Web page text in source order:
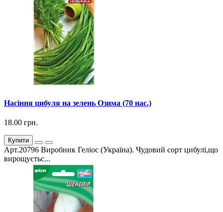
Насіння цибуля на зелень Озима (70 нас.)
18.00 грн.
Купити
Арт.20796 Виробник Геліос (Україна). Чудовий сорт цибулі,що
вирощуєтьс...